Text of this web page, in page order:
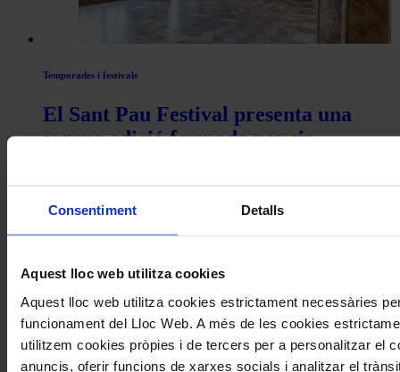
Consentiment Detalls
Aquest lloc web utilitza cookies
Aquest lloc web utilitza cookies estrictament necessàries
funcionament del Lloc Web. A més de les cookies
utilitzem cookies pròpies i de tercers per a personalitzar el
anuncis, oferir funcions de xarxes socials i analitzar el
Temporades i festivals
El Sant Pau Festival presenta una
segona edició formada per sis
Recinte Modernista de Sant Pau